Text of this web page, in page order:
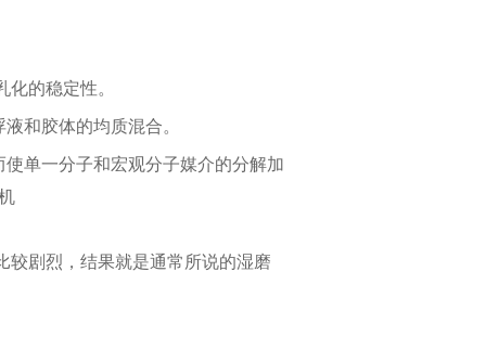
的稳定性。
和胶体的均质混合。
单一分子和宏观分子媒介的分解加
剧烈，结果就是通常所说的湿磨